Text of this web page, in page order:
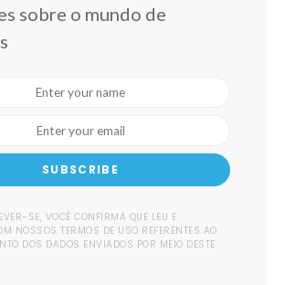
sobre o mundo de
SUBSCRIBE
SE, VOCÊ CONFIRMA QUE LEU E
NOSSOS TERMOS DE USO REFERENTES AO
DOS DADOS ENVIADOS POR MEIO DESTE